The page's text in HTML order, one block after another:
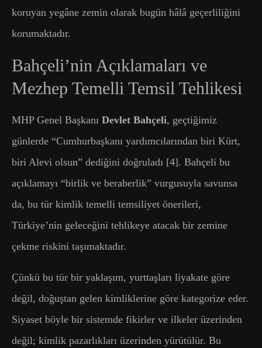
koruyan yegâne zemin olarak bugün hâlâ geçerliliğini
korumaktadır.
Bahçeli’nin Açıklamaları ve
Mezhep Temelli Temsil Tehlikesi
MHP Genel Başkanı Devlet Bahçeli, geçtiğimiz
günlerde “Cumhurbaşkanı yardımcılarından biri Kürt,
biri Alevi olsun” dediğini doğruladı [4]. Bahçeli bu
açıklamayı “birlik ve beraberlik” vurgusuyla savunsa
da, bu tür kimlik temelli temsiliyet önerileri,
Türkiye’nin geleceğini tehlikeye atacak bir zemine
çekme riskini taşımaktadır.
Çünkü bu tür bir yaklaşım, yurttaşları liyakate göre
değil, doğuştan gelen kimliklerine göre kategorize eder.
Siyaset böyle bir sistemde fikirler ve ilkeler üzerinden
değil; kimlik pazarlıkları üzerinden yürütülür. Bu